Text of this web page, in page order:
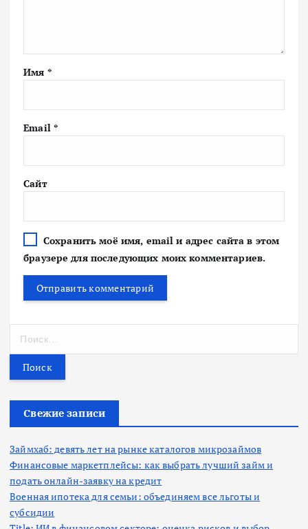
Имя *
Email *
Сайт
Сохранить моё имя, email и адрес сайта в этом
браузере для последующих моих комментариев.
т
Свежие записи
Займхаб: девять лет на рынке каталогов микрозаймов
Финансовые маркетплейсы: как выбрать лучший займ и
подать онлайн-заявку на кредит
Военная ипотека для семьи: объединяем все льготы и
субсидии